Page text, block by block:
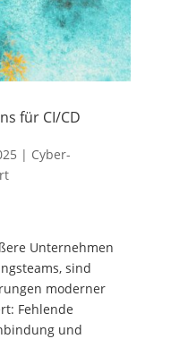
für CI/CD
| Cyber-
Unternehmen
sind
moderner
Fehlende
und